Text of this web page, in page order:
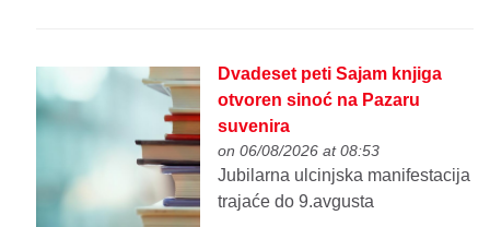
Dvadeset peti Sajam knjiga
otvoren sinoć na Pazaru
suvenira
on 06/08/2026 at 08:53
Jubilarna ulcinjska manifestacija
trajaće do 9.avgusta